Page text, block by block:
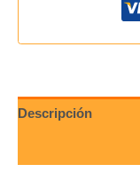
Descripción